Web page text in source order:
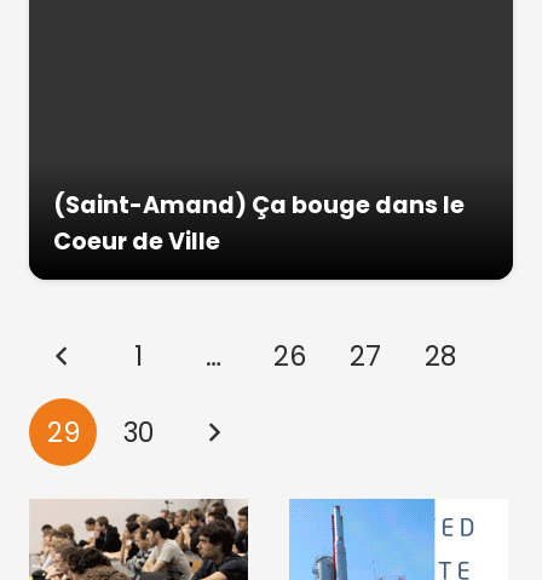
(Saint-Amand) Ça bouge dans le
Coeur de Ville
1 … 26 27
28
29
30